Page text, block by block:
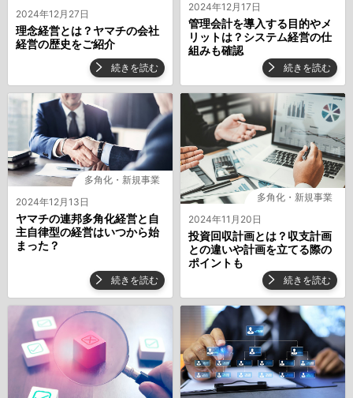
2024年12月27日
理念経営とは？ヤマチの会社
経営の歴史をご紹介
続きを読む
2024年12月17日
管理会計を導入する目的やメ
リットは？システム経営の仕
組みも確認
続きを読む
2024年12月13日
多角化・新規事業
ヤマチの連邦多角化経営と自
主自律型の経営はいつから始
まった？
続きを読む
2024年11月20日
多角化・新規事業
投資回収計画とは？収支計画
との違いや計画を立てる際の
ポイントも
続きを読む